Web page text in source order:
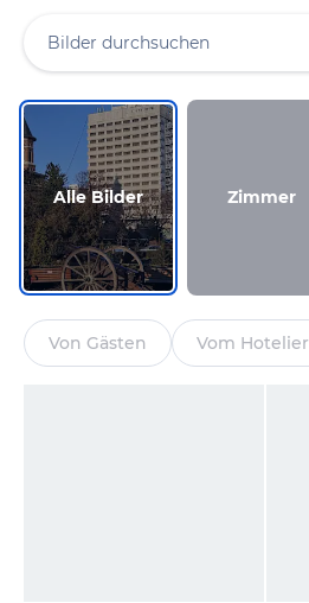
Alle Bilder Zimmer
Von Gästen Vom Hotelier